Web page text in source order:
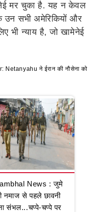
मर चुका है. यह न केवल
उन सभी अमेरिकियों और
भी न्याय है, जो खामेनेई
Netanyahu ने ईरान की नौसेना को
News : जुमे
नमाज से पहले छावनी
संभल...चप्पे-चप्पे पर